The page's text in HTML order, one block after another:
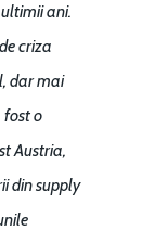
ani.
criza
dar mai
fost o
Austria,
din supply